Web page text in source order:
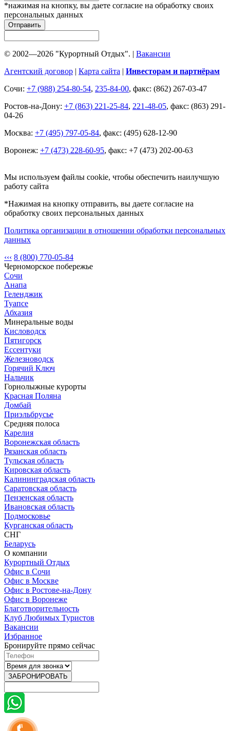
*нажимая на кнопку, вы даете согласие на обработку своих
персональных данных
Отправить
© 2002—2026 "Курортный Отдых". | Вакансии
Агентский договор | Карта сайта | Инвесторам и партнёрам
Сочи: +7 (988) 254-80-54, 235-84-00, факс: (862) 267-03-47
Ростов-на-Дону: +7 (863) 221-25-84, 221-48-05, факс: (863) 291-
04-26
Москва: +7 (495) 797-05-84, факс: (495) 628-12-90
Воронеж: +7 (473) 228-60-95, факс: +7 (473) 202-00-63
Мы используем файлы cookie, чтобы обеспечить наилучшую
работу сайта
*Нажимая на кнопку отправить, вы даете согласие на
обработку своих персональных данных
Политика организации в отношении обработки персональных
данных
‹‹‹ 8 (800) 770-05-84
Черноморское побережье
Сочи
Анапа
Геленджик
Туапсе
Абхазия
Минеральные воды
Кисловодск
Пятигорск
Ессентуки
Железноводск
Горячий Ключ
Нальчик
Горнолыжные курорты
Красная Поляна
Домбай
Приэльбрусье
Средняя полоса
Карелия
Воронежская область
Рязанская область
Тульская область
Кировская область
Калининградская область
Саратовская область
Пензенская область
Ивановская область
Подмосковье
Курганская область
СНГ
Беларусь
О компании
Курортный Отдых
Офис в Сочи
Офис в Москве
Офис в Ростове-на-Дону
Офис в Воронеже
Благотворительность
Клуб Любимых Туристов
Вакансии
Избранное
Бронируйте прямо сейчас
ЗАБРОНИРОВАТЬ